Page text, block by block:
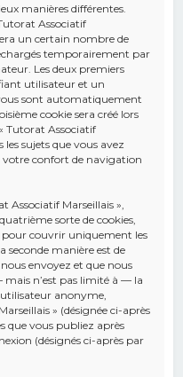
manières différentes.
Associatif
un certain nombre de
temporairement par
Les deux premiers
utilisateur et un
sont automatiquement
cookie sera créé lors
Tutorat Associatif
sujets que vous avez
confort de navigation
Associatif Marseillais »,
sorte de cookies,
couvrir uniquement les
seconde manière est de
envoyez et que nous
n’est pas limité à — la
anonyme,
» (désignée ci-après
que vous publiez après
(désignés ci-après par